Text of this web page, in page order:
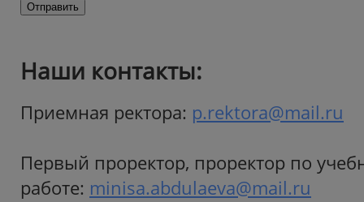
Наши контакты:
Приемная ректора: p.rektora@mail.ru
Первый проректор, проректор по
работе: minisa.abdulaeva@mail.ru